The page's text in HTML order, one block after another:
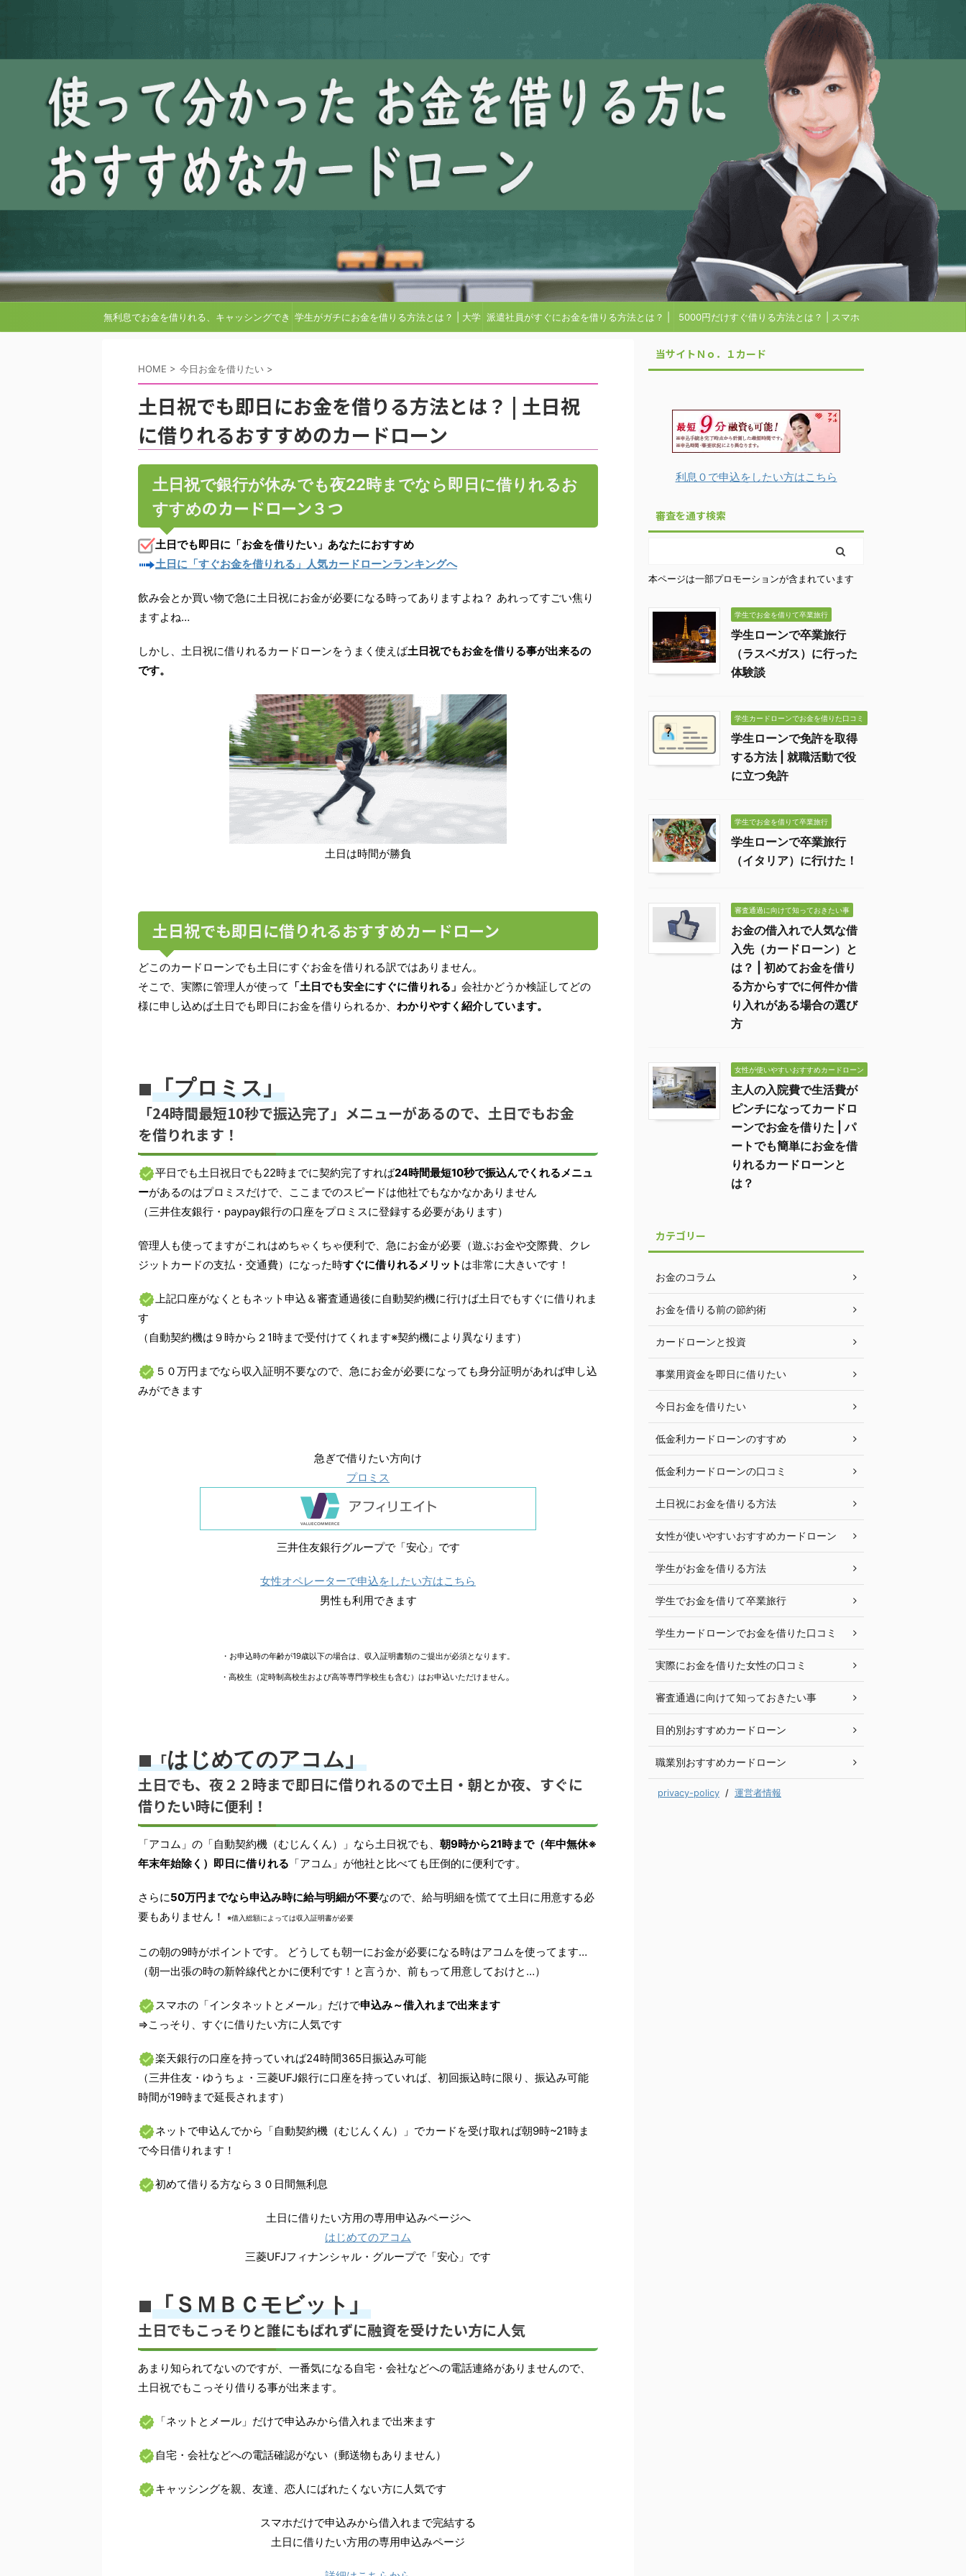
無利息でお金を借りれる、キャッシングでき
資のコツ
学生がガチにお金を借りる方法とは？ | 大学 派遣社員がすぐにお金を借りる方法とは？ | 5000円だけすぐ借りる方法とは？ | スマホ
イド
HOME > 今日お金を借りたい >
土日祝でも即日にお金を借りる方法とは？ | 土日祝
に借りれるおすすめのカードローン
土日祝で銀行が休みでも夜22時までなら即日に借りれるお
すすめのカードローン３つ
土日でも即日に「お金を借りたい」あなたにおすすめ
土日に「すぐお金を借りれる」人気カードローンランキングへ
飲み会とか買い物で急に土日祝にお金が必要になる時ってありますよね？ あれってすごい焦り
ますよね…
しかし、土日祝に借りれるカードローンをうまく使えば土日祝でもお金を借りる事が出来るの
です。
土日は時間が勝負
土日祝でも即日に借りれるおすすめカードローン
どこのカードローンでも土日にすぐお金を借りれる訳ではありません。
そこで、実際に管理人が使って 「土日でも安全にすぐに借りれる」 会社かどうか検証してどの
様に申し込めば土日でも即日にお金を借りられるか、 わかりやすく紹介しています。
■「プロミス」
「24時間最短10秒で振込完了」メニューがあるので、土日でもお金
を借りれます！
平日でも土日祝日でも22時までに契約完了すれば24時間最短10秒で振込んでくれるメニュ
ーがあるのはプロミスだけで、ここまでのスピードは他社でもなかなかありません
（三井住友銀行・paypay銀行の口座をプロミスに登録する必要があります）
管理人も使ってますがこれはめちゃくちゃ便利で、急にお金が必要（遊ぶお金や交際費、クレ
ジットカードの支払・交通費）になった時すぐに借りれるメリット は非常に大きいです！
上記口座がなくともネット申込＆審査通過後に自動契約機に行けば土日でもすぐに借りれま
す
（自動契約機は９時から２1時まで受付けてくれます※契約機により異なります）
５０万円までなら収入証明不要なので、急にお金が必要になっても身分証明があれば申し込
みができます
急ぎで借りたい方向け
プロミス
三井住友銀行グループで「安心」です
女性オペレーターで申込をしたい方はこちら
男性も利用できます
・お申込時の年齢が19歳以下の場合は、収入証明書類のご提出が必須となります。
・高校生（定時制高校生および高等専門学校生も含む）はお申込いただけません。
■「はじめてのアコム」
土日でも、夜２２時まで即日に借りれるので土日・朝とか夜、すぐに
借りたい時に便利！
「アコム」の「自動契約機（むじんくん）」なら土日祝でも、 朝9時から21時まで（年中無休※
年末年始除く）即日に借りれる 「アコム」が他社と比べても圧倒的に便利です。
さらに50万円までなら申込み時に給与明細が不要なので、給与明細を慌てて土日に用意する必
要もありません！
※借入総額によっては収入証明書が必要
この朝の9時がポイントです。 どうしても朝一にお金が必要になる時はアコムを使ってます…
（朝一出張の時の新幹線代とかに便利です！と言うか、前もって用意しておけと…）
スマホの「インタネットとメール」だけで申込み～借入れまで出来ます
⇒こっそり、すぐに借りたい方に人気です
楽天銀行の口座を持っていれば24時間365日振込み可能
（三井住友・ゆうちょ・三菱UFJ銀行に口座を持っていれば、初回振込時に限り、振込み可能
時間が19時まで延長されます）
ネットで申込んでから「自動契約機（むじんくん）」でカードを受け取れば朝9時~21時ま
で今日借りれます！
初めて借りる方なら３０日間無利息
土日に借りたい方用の専用申込みページへ
はじめてのアコム
三菱UFJフィナンシャル・グループで「安心」です
■「ＳＭＢＣモビット」
土日でもこっそりと誰にもばれずに融資を受けたい方に人気
あまり知られてないのですが、一番気になる自宅・会社などへの電話連絡がありませんので、
土日祝でもこっそり借りる事が出来ます。
「ネットとメール」だけで申込みから借入れまで出来ます
自宅・会社などへの電話確認がない（郵送物もありません）
キャッシングを親、友達、恋人にばれたくない方に人気です
スマホだけで申込みから借入れまで完結する
土日に借りたい方用の専用申込みページ
当サイトＮｏ．１カード
利息０で申込をしたい方はこちら
審査を通す検索
本ページは一部プロモーションが含まれています
学生でお金を借りて卒業旅行
学生ローンで卒業旅行
（ラスベガス）に行った
体験談
学生カードローンでお金を借りた口コミ
学生ローンで免許を取得
する方法 | 就職活動で役
に立つ免許
学生でお金を借りて卒業旅行
学生ローンで卒業旅行
（イタリア）に行けた！
審査通過に向けて知っておきたい事
お金の借入れで人気な借
入先（カードローン）と
は？ | 初めてお金を借り
る方からすでに何件か借
り入れがある場合の選び
方
女性が使いやすいおすすめカードローン
主人の入院費で生活費が
ピンチになってカードロ
ーンでお金を借りた | パ
ートでも簡単にお金を借
りれるカードローンと
は？
カテゴリー
お金のコラム
お金を借りる前の節約術
カードローンと投資
事業用資金を即日に借りたい
今日お金を借りたい
低金利カードローンのすすめ
低金利カードローンの口コミ
土日祝にお金を借りる方法
女性が使いやすいおすすめカードローン
学生がお金を借りる方法
学生でお金を借りて卒業旅行
学生カードローンでお金を借りた口コミ
実際にお金を借りた女性の口コミ
審査通過に向けて知っておきたい事
目的別おすすめカードローン
職業別おすすめカードローン
privacy-policy / 運営者情報